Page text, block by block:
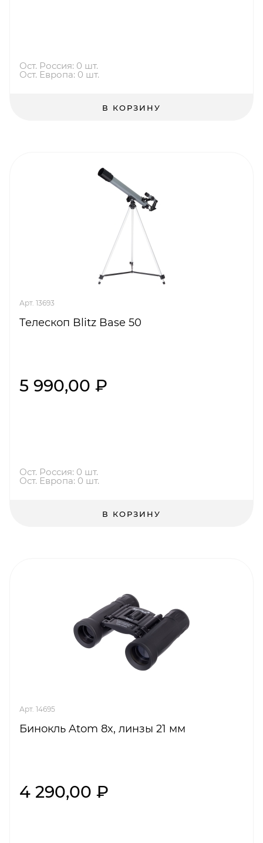
Ост. Россия: 0 шт.
Ост. Европа: 0 шт.
В КОРЗИНУ
Арт. 13693
Телескоп Blitz Base 50
5 990,00 ₽
Ост. Россия: 0 шт.
Ост. Европа: 0 шт.
В КОРЗИНУ
Арт. 14695
Бинокль Atom 8x, линзы 21 мм
4 290,00 ₽